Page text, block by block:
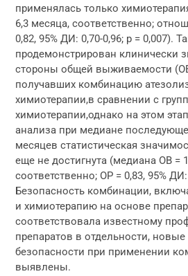
применялась только
6,3 месяца, соответственно;
0,82, 95% ДИ: 0,70-0,96; p = 0,007).
продемонстрирован клинически
стороны общей выживаемости
получавших комбинацию
химиотерапии,в сравнении с
химиотерапии,однако на этом
анализа при медиане
месяцев статистическая
еще не достигнута (медиана ОВ =
соответственно; ОР = 0,83, 95% ДИ:
Безопасность комбинации,
и химиотерапию на основе
соответствовала известному
препаратов в отдельности,
безопасности при применении
выявлены.